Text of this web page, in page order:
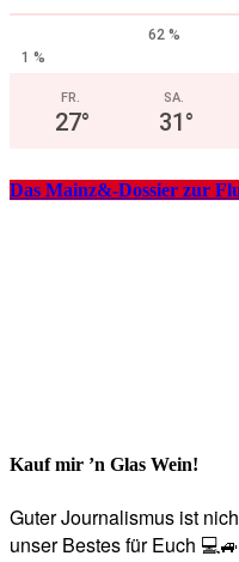
62 %
1 %
FR.
27°
SA.
31°
Das Mainz&-Dossier zur
Kauf mir ’n Glas Wein!
Guter Journalismus ist
unser Bestes für Euch